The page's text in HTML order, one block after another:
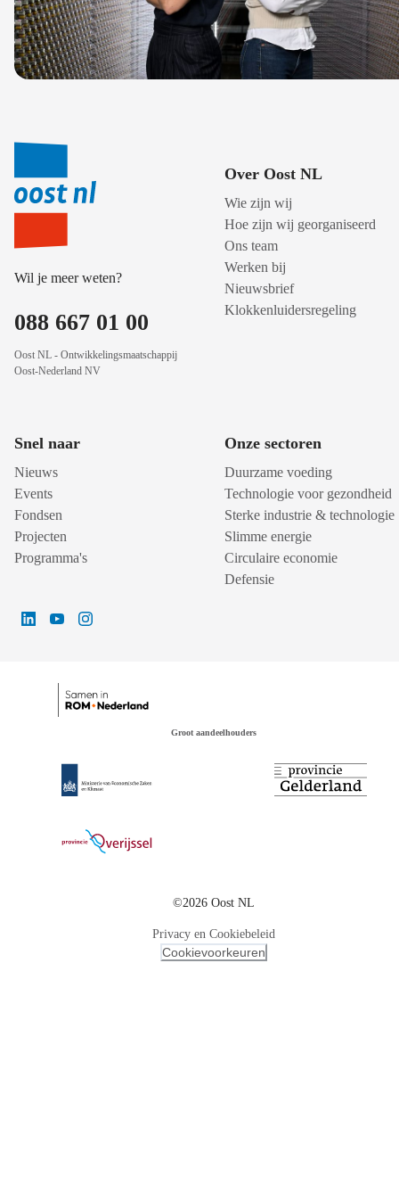
Wil je meer weten?
088 667 01 00
Oost NL - Ontwikkelingsmaatschappij
Oost-Nederland NV
Over Oost NL
Wie zijn wij
Hoe zijn wij georganiseerd
Ons team
Werken bij
Nieuwsbrief
Klokkenluidersregeling
Snel naar
Nieuws
Events
Fondsen
Projecten
Programma's
Onze sectoren
Duurzame voeding
Technologie voor gezondheid
Sterke industrie & technologie
Slimme energie
Circulaire economie
Defensie
Groot aandeelhouders
©2026 Oost NL
Privacy en Cookiebeleid
Cookievoorkeuren